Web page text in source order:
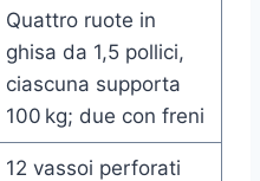
Quattro ruote in
ghisa da 1,5 pollici,
ciascuna supporta
100 kg; due con freni
12 vassoi perforati